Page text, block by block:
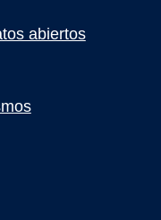
abiertos